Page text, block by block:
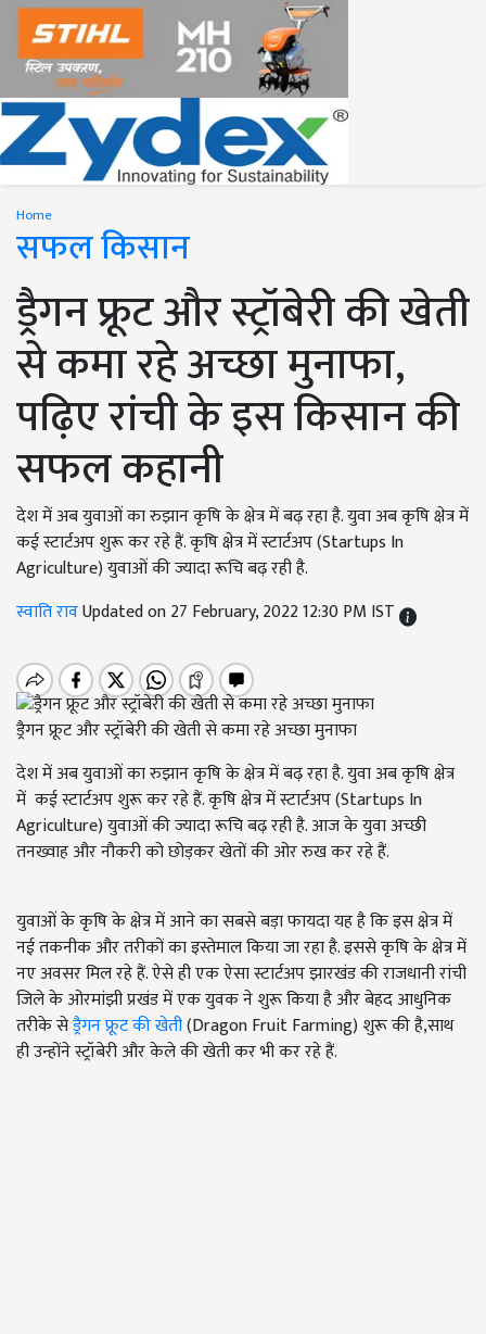
Home
सफल किसान
ड्रैगन फ्रूट और स्ट्रॉबेरी की खेती
से कमा रहे अच्छा मुनाफा,
पढ़िए रांची के इस किसान की
सफल कहानी
देश में अब युवाओं का रुझान कृषि के क्षेत्र में बढ़ रहा है. युवा अब कृषि क्षेत्र में
कई स्टार्टअप शुरू कर रहे हैं. कृषि क्षेत्र में स्टार्टअप (Startups In
Agriculture) युवाओं की ज्यादा रूचि बढ़ रही है.
स्वाति रावUpdated on 27 February, 2022 12:30 PM IST
ड्रैगन फ्रूट और स्ट्रॉबेरी की खेती से कमा रहे अच्छा मुनाफा
देश में अब युवाओं का रुझान कृषि के क्षेत्र में बढ़ रहा है. युवा अब कृषि क्षेत्र
में कई स्टार्टअप शुरू कर रहे हैं. कृषि क्षेत्र में स्टार्टअप (Startups In
Agriculture) युवाओं की ज्यादा रूचि बढ़ रही है. आज के युवा अच्छी
तनख्वाह और नौकरी को छोड़कर खेतों की ओर रुख कर रहे हैं.
युवाओं के कृषि के क्षेत्र में आने का सबसे बड़ा फायदा यह है कि इस क्षेत्र में
नई तकनीक और तरीकों का इस्तेमाल किया जा रहा है. इससे कृषि के क्षेत्र में
नए अवसर मिल रहे हैं. ऐसे ही एक ऐसा स्टार्टअप झारखंड की राजधानी रांची
जिले के ओरमांझी प्रखंड में एक युवक ने शुरू किया है और बेहद आधुनिक
तरीके सेड्रैगन फ्रूट की खेती(Dragon Fruit Farming) शुरू की है,साथ
ही उन्होंने स्ट्रॉबेरी और केले की खेती कर भी कर रहे हैं.